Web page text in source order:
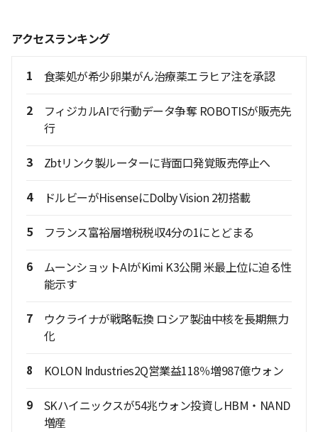
アクセスランキング
1 食薬処が希少卵巣がん治療薬エラヒア注を承認
2
フィジカルAIで行動データ争奪 ROBOTISが販売先
行
3 Zbtリンク製ルーターに背面口発覚販売停止へ
4 ドルビーがHisenseにDolby Vision 2初搭載
5 フランス富裕層増税税収4分の1にとどまる
6
ムーンショットAIがKimi K3公開 米最上位に迫る性
能示す
7
ウクライナが戦略転換 ロシア製油中核を長期無力
化
8 KOLON Industries2Q営業益118％増987億ウォン
9
SKハイニックスが54兆ウォン投資しHBM・NAND
増産